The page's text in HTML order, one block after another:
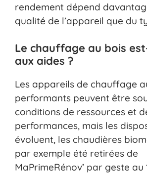
rendement dépend
qualité de l’appareil que du
Le chauffage au bois
aux aides ?
Les appareils de chauffage
performants peuvent être
conditions de ressources et
performances, mais les
évoluent, les chaudières
par exemple été retirées de
MaPrimeRénov’ par geste au